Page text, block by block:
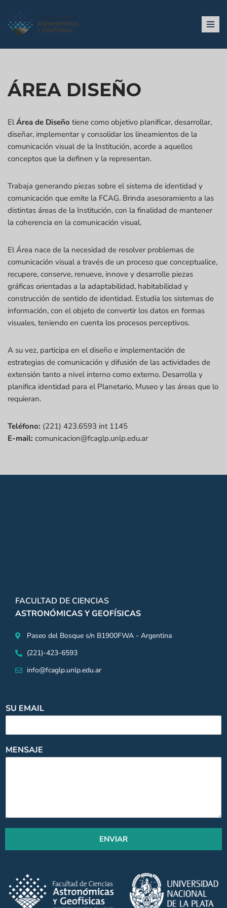
Ir
contenido
ÁREA DISEÑO
ElÁrea de Diseño tiene como objetivo planificar, desarrollar,
diseñar, implementar y consolidar los lineamientos de la
comunicación visual de la Institución, acorde a aquellos
conceptos que la definen y la representan.
Trabaja generando piezas sobre el sistema de identidad y
comunicación que emite la FCAG. Brinda asesoramiento a las
distintas áreas de la Institución, con la finalidad de mantener
la coherencia en la comunicación visual.
El Área nace de la necesidad de resolver problemas de
comunicación visual a través de un proceso que conceptualice,
recupere, conserve, renueve, innove y desarrolle piezas
gráficas orientadas a la adaptabilidad, habitabilidad y
construcción de sentido de identidad. Estudia los sistemas de
información, con el objeto de convertir los datos en formas
visuales, teniendo en cuenta los procesos perceptivos.
A su vez, participa en el diseño e implementación de
estrategias de comunicación y difusión de las actividades de
extensión tanto a nivel interno como externo. Desarrolla y
planifica identidad para el Planetario, Museo y las áreas que lo
requieran.
Teléfono: (221) 423.6593 int 1145
E-mail: comunicacion@fcaglp.unlp.edu.ar
FACULTAD DE CIENCIAS
ASTRONÓMICAS Y GEOFÍSICAS
Paseo del Bosque s/n B1900FWA - Argentina
(221)-423-6593
info@fcaglp.unlp.edu.ar
SU EMAIL
MENSAJE
ENVIAR